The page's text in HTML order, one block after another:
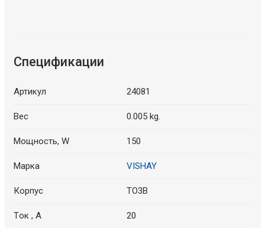
Спецификации
Артикул 24081
Вес 0.005 kg.
Мощность, W 150
Марка VISHAY
Корпус TO3B
Tок , A 20